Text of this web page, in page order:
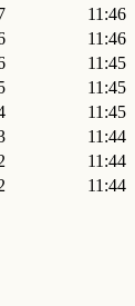
11:46
11:46
11:45
11:45
11:45
11:44
11:44
11:44